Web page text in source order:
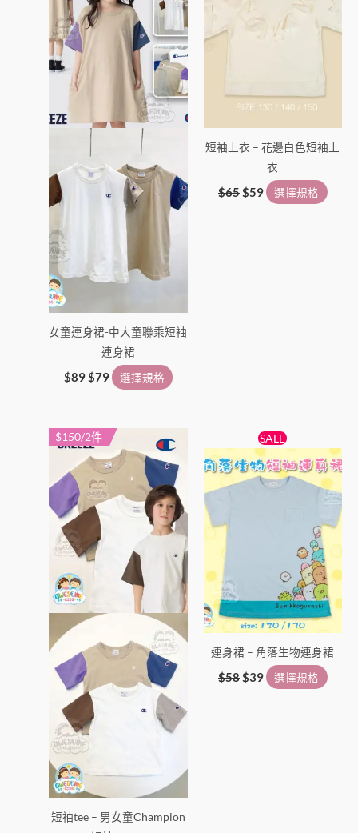
女童連身裙-中大童聯乘短袖
連身裙
$89 $79 選擇規格
多
種
款
式。
可
頁
面
選
短袖上衣 – 花邊白色短袖上
衣
$65$59 選擇規格
多
種
產
品
面
$150/2件
短袖tee – 男女童Champion
此
產
有
多
種
款
式。
在
產
品
頁
面
選
擇
項
SALE
連身裙 – 角落生物連身裙
$58
始
價
格：
$58。
$39
目
前
價
格：
$39。
選擇規格
產
品
有
多
款
式。
可
在
產
品
頁